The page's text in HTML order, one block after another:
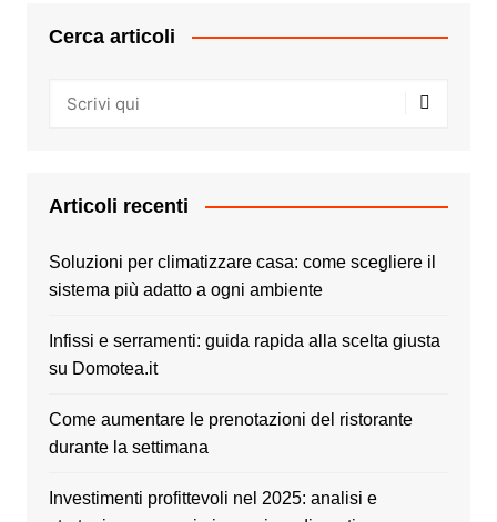
Cerca articoli
Articoli recenti
Soluzioni per climatizzare casa: come scegliere il
sistema più adatto a ogni ambiente
Infissi e serramenti: guida rapida alla scelta giusta
su Domotea.it
Come aumentare le prenotazioni del ristorante
durante la settimana
Investimenti profittevoli nel 2025: analisi e